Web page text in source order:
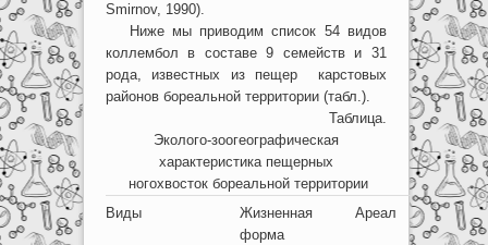
Smirnov, 1990).
Ниже мы приводим список 54 видов
коллембол в составе 9 семейств и 31
рода, известных из пещер карстовых
районов бореальной территории (табл.).
Таблица.
Эколого-зоогеографическая
характеристика пещерных
ногохвосток бореальной территории
Виды
Жизненная
форма
Ареал
Число
глаз-